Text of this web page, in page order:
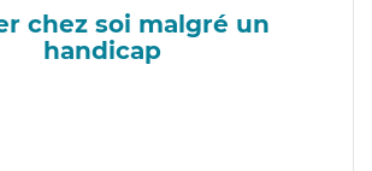
chez soi malgré un
handicap